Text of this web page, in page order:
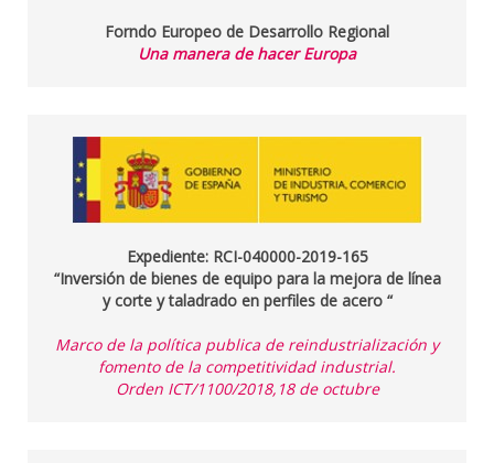
Forndo Europeo de Desarrollo Regional
Una manera de hacer Europa
Expediente: RCI-040000-2019-165
“Inversión de bienes de equipo para la mejora de línea
y corte y taladrado en perfiles de acero “
Marco de la política publica de reindustrialización y
fomento de la competitividad industrial.
Orden ICT/1100/2018,18 de octubre